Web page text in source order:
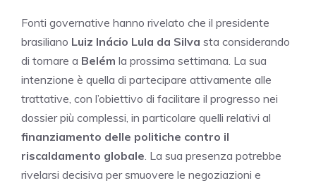
Fonti governative hanno rivelato che il presidente
brasiliano Luiz Inácio Lula da Silva sta considerando
di tornare a Belém la prossima settimana. La sua
intenzione è quella di partecipare attivamente alle
trattative, con l’obiettivo di facilitare il progresso nei
dossier più complessi, in particolare quelli relativi al
finanziamento delle politiche contro il
riscaldamento globale. La sua presenza potrebbe
rivelarsi decisiva per smuovere le negoziazioni e